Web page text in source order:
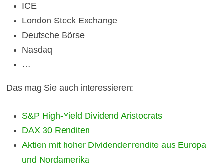
ICE
London Stock Exchange
Deutsche Börse
Nasdaq
…
Das mag Sie auch interessieren:
S&P High-Yield Dividend Aristocrats
DAX 30 Renditen
Aktien mit hoher Dividendenrendite aus Europa
und Nordamerika